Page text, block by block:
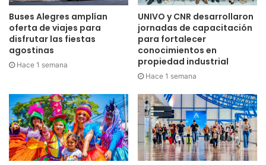
Buses Alegres amplían
oferta de viajes para
disfrutar las fiestas
agostinas
Hace 1 semana
UNIVO y CNR desarrollaron
jornadas de capacitación
para fortalecer
conocimientos en
propiedad industrial
Hace 1 semana